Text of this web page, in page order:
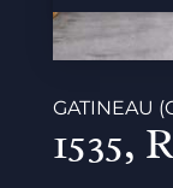
GATINEAU
1535,